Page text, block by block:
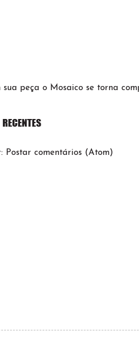
sua peça o Mosaico se torna
Postar comentários (Atom)